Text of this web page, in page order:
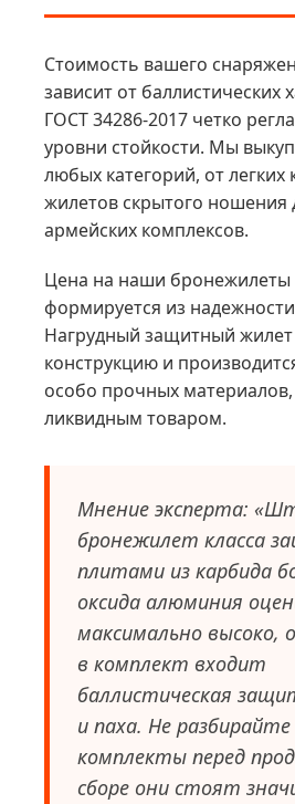
Стоимость вашего
зависит от баллистических
ГОСТ 34286-2017 четко
уровни стойкости. Мы
любых категорий, от легких
жилетов скрытого ношения
армейских комплексов.
Цена на наши
формируется из
Нагрудный защитный
конструкцию и
особо прочных материалов,
ликвидным товаром.
Мнение эксперта:
бронежилет класса
плитами из карбида
оксида алюминия
максимально высоко,
в комплект входит
баллистическая
и паха. Не
комплекты перед
сборе они стоят